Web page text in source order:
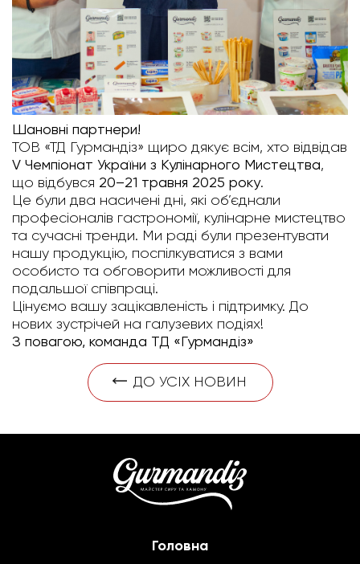
Шановні партнери!
ТОВ «ТД Гурмандіз» щиро дякує всім, хто відвідав
V Чемпіонат України з Кулінарного Мистецтва,
що відбувся 20–21 травня 2025 року.
Це були два насичені дні, які об’єднали
професіоналів гастрономії, кулінарне мистецтво
та сучасні тренди. Ми раді були презентувати
нашу продукцію, поспілкуватися з вами
особисто та обговорити можливості для
подальшої співпраці.
Цінуємо вашу зацікавленість і підтримку. До
нових зустрічей на галузевих подіях!
З повагою, команда ТД «Гурмандіз»
ДО УСІХ НОВИН
Головна